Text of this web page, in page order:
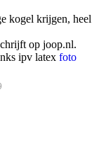
kogel krijgen, heel
op joop.nl.
ipv latex foto